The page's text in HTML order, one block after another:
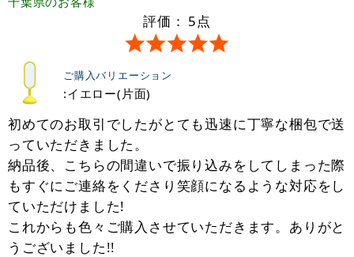
評価： 5点
ご購入バリエーション
:イエロー(片面)
初めてのお取引でしたがとても迅速に丁寧な梱包で送
っていただきました。
納品後、こちらの間違いで振り込みをしてしまった際
もすぐにご連絡をくださり笑顔になるような対応をし
ていただけました!
これからも色々ご購入させていただきます。ありがと
うございました!!